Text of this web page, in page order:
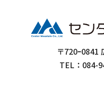
〒720ｰ0841
TEL：084-